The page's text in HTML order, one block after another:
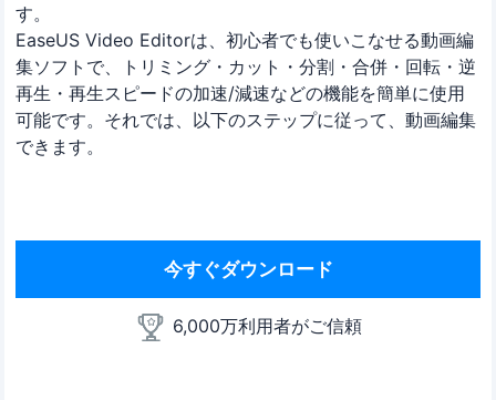
す。
EaseUS Video Editorは、初心者でも使いこなせる動画編
集ソフトで、トリミング・カット・分割・合併・回転・逆
再生・再生スピードの加速/減速などの機能を簡単に使用
可能です。それでは、以下のステップに従って、動画編集
できます。
今すぐダウンロード
6,000万利用者がご信頼